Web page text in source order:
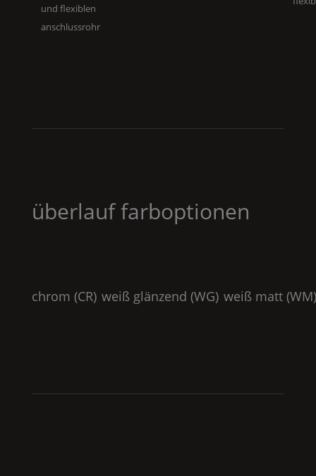
und flexiblen
anschlussrohr
überlauf farboptionen
chrom (CR) weiß glänzend (WG) weiß matt (WM